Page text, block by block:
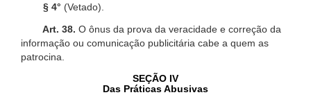
§ 4° (Vetado).
Art. 38. O ônus da prova da veracidade e correção da
informação ou comunicação publicitária cabe a quem as
patrocina.
SEÇÃO IV
Das Práticas Abusivas